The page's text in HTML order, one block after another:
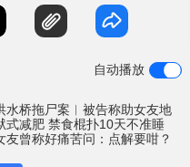
女友入眠，直至女友被
错手」，「得我打过
自动播放
水桥拖尸案︱被告称助女友地
式减肥 禁食棍扑10天不准睡
友曾称好痛苦问：点解要咁？